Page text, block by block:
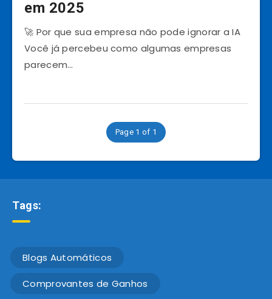
em 2025
🚀 Por que sua empresa não pode ignorar a IA
Você já percebeu como algumas empresas
parecem…
Page 1 of 1
Tags:
Blogs Automáticos
Comprovantes de Ganhos